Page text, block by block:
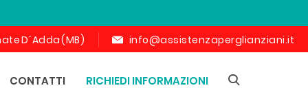
D´Adda (MB) info@assistenzaperglianziani.it
CONTATTI RICHIEDI INFORMAZIONI